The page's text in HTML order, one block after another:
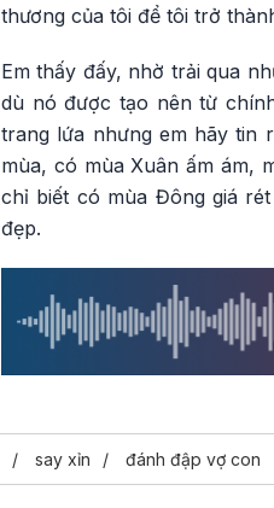
thương của tôi để tôi trở
Em thấy đấy, nhờ trải qua
dù nó được tạo nên từ
trang lứa nhưng em hãy tin
mùa, có mùa Xuân ấm ám,
chỉ biết có mùa Đông giá
đẹp.
say xỉn đánh đập vợ con